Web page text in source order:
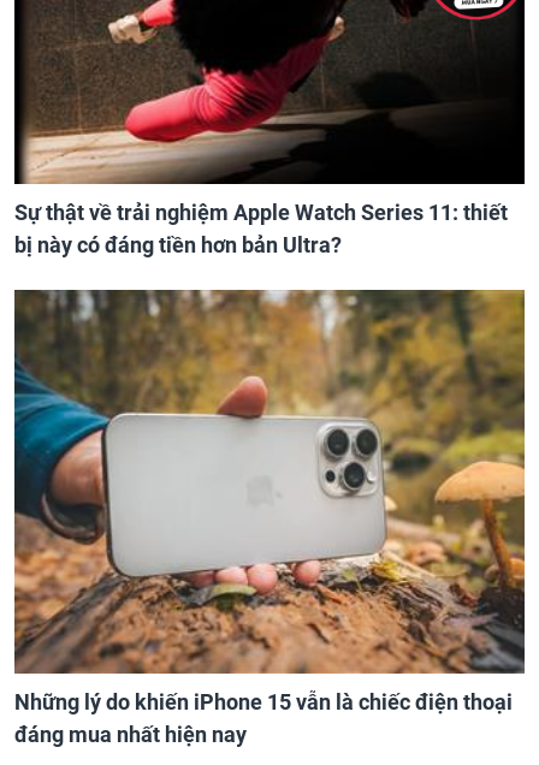
Sự thật về trải nghiệm Apple Watch Series 11: thiết
bị này có đáng tiền hơn bản Ultra?
Những lý do khiến iPhone 15 vẫn là chiếc điện thoại
đáng mua nhất hiện nay